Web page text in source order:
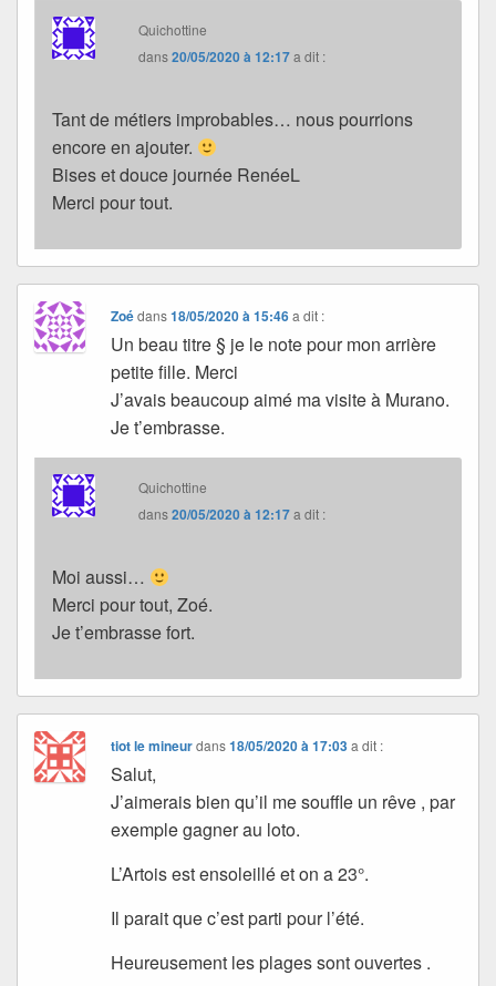
Quichottine
dans20/05/2020 à 12:17a dit :
Tant de métiers improbables… nous pourrions
encore en ajouter.
Bises et douce journée RenéeL
Merci pour tout.
Zoédans18/05/2020 à 15:46 a dit :
Un beau titre § je le note pour mon arrière
petite fille. Merci
J’avais beaucoup aimé ma visite à Murano.
Je t’embrasse.
Quichottine
dans20/05/2020 à 12:17a dit :
Moi aussi…
Merci pour tout, Zoé.
Je t’embrasse fort.
tiot le mineurdans18/05/2020 à 17:03 a dit :
Salut,
J’aimerais bien qu’il me souffle un rêve , par
exemple gagner au loto.
L’Artois est ensoleillé et on a 23°.
Il parait que c’est parti pour l’été.
Heureusement les plages sont ouvertes .